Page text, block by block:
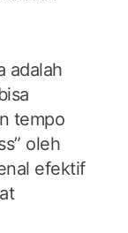
adalah
tempo
oleh
efektif